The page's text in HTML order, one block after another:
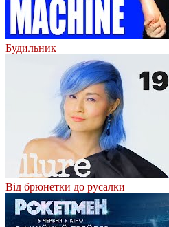
Будильник
Від брюнетки до русалки